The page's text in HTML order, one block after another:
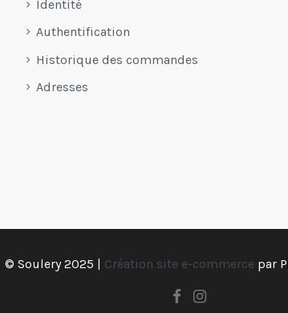
Identité
Authentification
Historique des commandes
Adresses
© Soulery 2025 | Création site e-commerce par